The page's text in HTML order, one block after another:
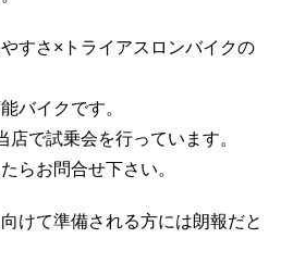
すさ×トライアスロンバイクの
バイクです。
で試乗会を行っています。
らお問合せ下さい。
けて準備される方には朗報だと